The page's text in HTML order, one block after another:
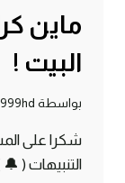
البيت !
بواسطة
شكرا على
التنبيهات (